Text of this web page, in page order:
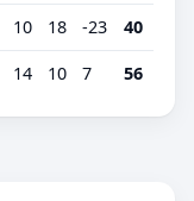
10 18 -23 40
14 10 7 56